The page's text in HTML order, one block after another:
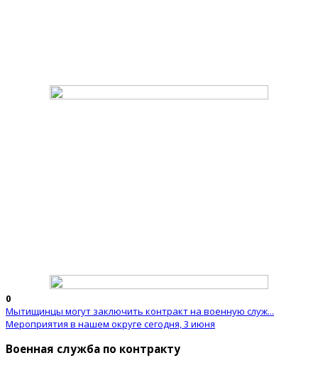
0
Мытищинцы могут заключить контракт на военную служ...
Мероприятия в нашем округе сегодня, 3 июня
Военная служба по контракту